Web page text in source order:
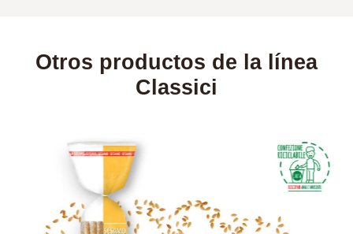
Otros productos de la línea
Classici